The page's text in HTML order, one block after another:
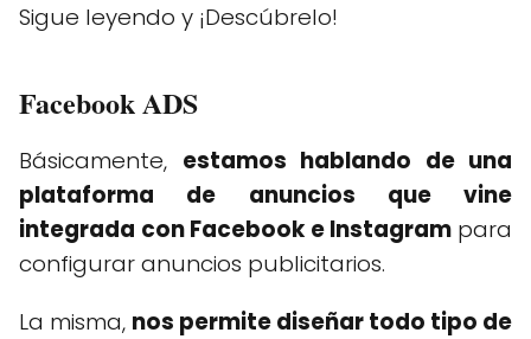
Sigue leyendo y ¡Descúbrelo!
Facebook ADS
Básicamente, estamos hablando de una
plataforma de anuncios que vine
integrada con Facebook e Instagram para
configurar anuncios publicitarios.
La misma, nos permite diseñar todo tipo de